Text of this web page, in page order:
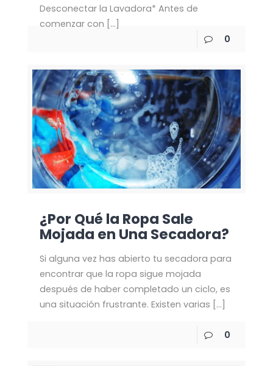
Desconectar la Lavadora* Antes de
comenzar con […]
0
¿Por Qué la Ropa Sale
Mojada en Una Secadora?
Si alguna vez has abierto tu secadora para
encontrar que la ropa sigue mojada
después de haber completado un ciclo, es
una situación frustrante. Existen varias […]
0